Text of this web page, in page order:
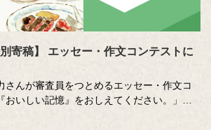
寄稿】 エッセー・作文コンテストに
さんが審査員をつとめるエッセー・作文コ
おいしい記憶』をおしえてください。」に